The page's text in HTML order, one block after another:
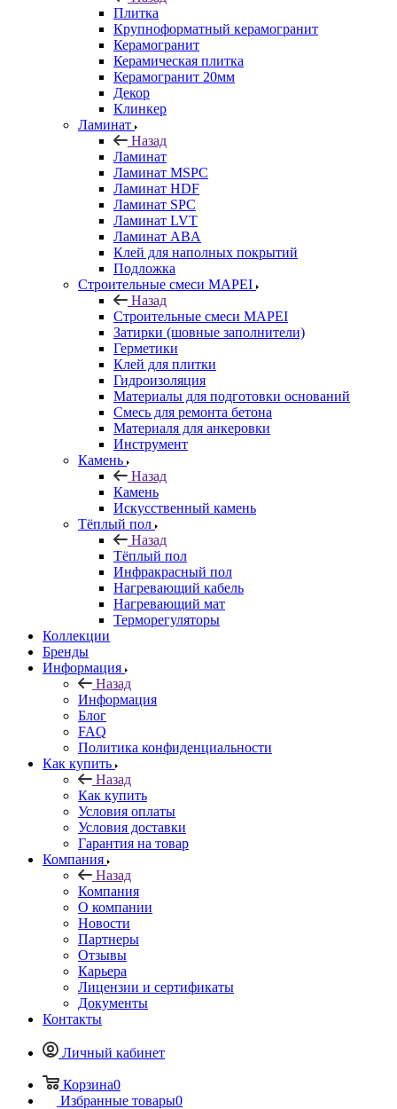
Плитка
Крупноформатный керамогранит
Керамогранит
Керамическая плитка
Керамогранит 20мм
Декор
Клинкер
Ламинат
Назад
Ламинат
Ламинат MSPC
Ламинат HDF
Ламинат SPC
Ламинат LVT
Ламинат ABA
Клей для наполных покрытий
Подложка
Строительные смеси MAPEI
Назад
Строительные смеси MAPEI
Затирки (шовные заполнители)
Герметики
Клей для плитки
Гидроизоляция
Материалы для подготовки оснований
Смесь для ремонта бетона
Материаля для анкеровки
Инструмент
Камень
Назад
Камень
Искусственный камень
Тёплый пол
Назад
Тёплый пол
Инфракрасный пол
Нагревающий кабель
Нагревающий мат
Терморегуляторы
Коллекции
Бренды
Информация
Назад
Информация
Блог
FAQ
Политика конфиденциальности
Как купить
Назад
Как купить
Условия оплаты
Условия доставки
Гарантия на товар
Компания
Назад
Компания
О компании
Новости
Партнеры
Отзывы
Карьера
Лицензии и сертификаты
Документы
Контакты
Личный кабинет
Корзина0
Избранные товары0